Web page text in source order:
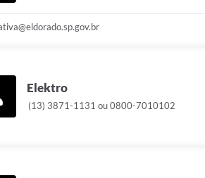
Elektro
(13) 3871-1131 ou 0800-7010102